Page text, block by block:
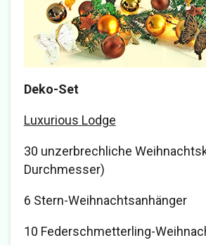
Deko-Set
Luxurious Lodge
30 unzerbrechliche
Durchmesser)
6 Stern-Weihnachtsanhänger
10 Federschmetterling-